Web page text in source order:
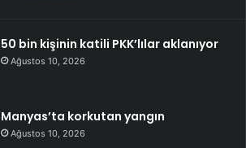
50 bin kişinin katili PKK’lılar aklanıyor
Ağustos 10, 2026
Manyas’ta korkutan yangın
Ağustos 10, 2026